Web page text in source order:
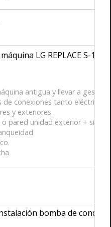
LG REPLACE S-
antigua y llevar a gestor
de conexiones tanto eléctricas
y exteriores.
pared unidad exterior +
bomba de